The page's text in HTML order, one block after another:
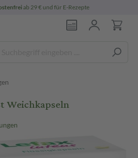
ab 29 € und für E-Rezepte
Weichkapseln